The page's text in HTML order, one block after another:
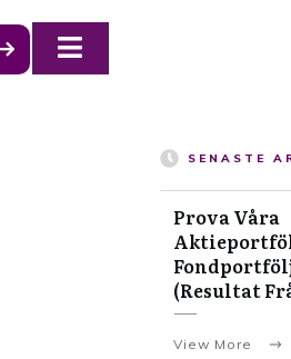
SENASTE
Prova Våra
(Resultat
View More